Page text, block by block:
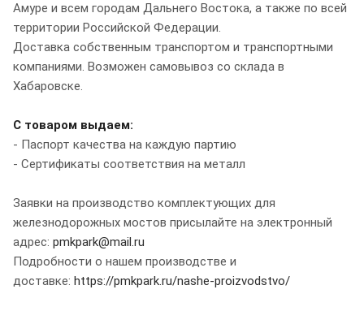
Амуре и всем городам Дальнего Востока, а также по всей
территории Российской Федерации.
Доставка собственным транспортом и транспортными
компаниями. Возможен самовывоз со склада в
Хабаровске.
С товаром выдаем:
- Паспорт качества на каждую партию
- Сертификаты соответствия на металл
Заявки на производство комплектующих для
железнодорожных мостов присылайте на электронный
адрес: pmkpark@mail.ru
Подробности о нашем производстве и
доставке: https://pmkpark.ru/nashe-proizvodstvo/